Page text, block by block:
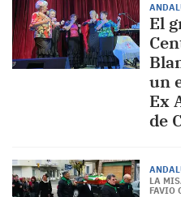
El
un
Ex
de
LA
FAVIO